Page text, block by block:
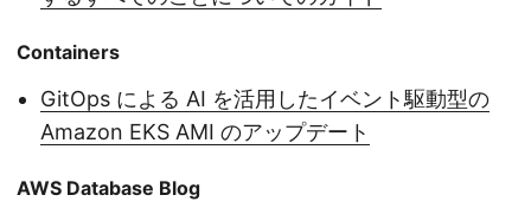
Containers
GitOps による AI を活用したイベント駆動型の
Amazon EKS AMI のアップデート
AWS Database Blog